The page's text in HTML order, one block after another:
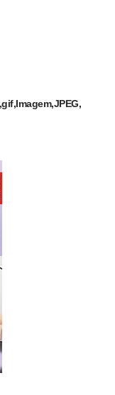
gif Imagem JPEG